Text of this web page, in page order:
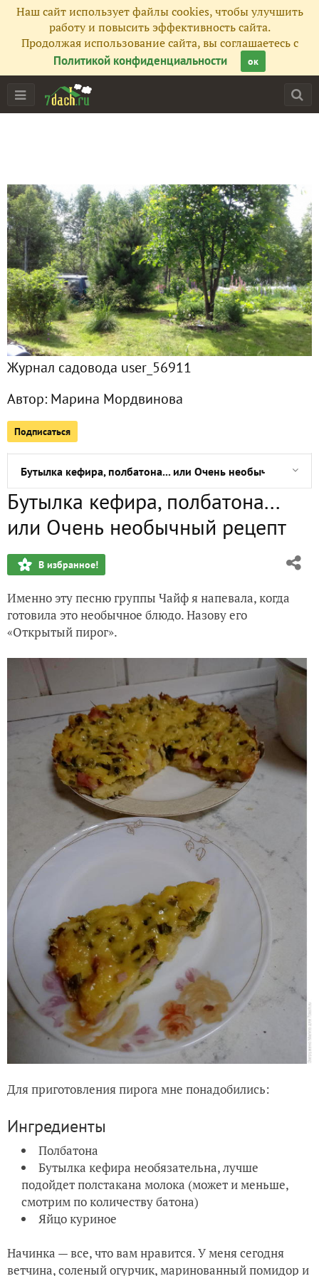
Наш сайт использует файлы cookies, чтобы улучшить
работу и повысить эффективность сайта.
Продолжая использование сайта, вы соглашаетесь с
Политикой конфиденциальности
ок
Журнал садовода user_56911
Автор: Марина Мордвинова
Подписаться
Главная
Подписчики 26
Все публикации 29
Фото
Сейчас обсуждают
Бутылка кефира, полбатона... или Очень необычный
Вот так повезло!
Долина замков, или Чарынский каньон
Приз получен! Спасибо Paclan за подарок!
Ммммм! Махеев! Спасибо за подарок!
Подарок от Агрикола получен!
Моя Верка...
Посылочка от компании «LETTO» получена!
Кто такой - козодой?
Бутылка кефира, полбатона...
или Очень необычный рецепт
В избранное!
Именно эту песню группы Чайф я напевала, когда
готовила это необычное блюдо. Назову его
«Открытый пирог».
Для приготовления пирога мне понадобились:
Ингредиенты
Полбатона
Бутылка кефира необязательна, лучше
подойдет полстакана молока (может и меньше,
смотрим по количеству батона)
Яйцо куриное
Начинка — все, что вам нравится. У меня сегодня
ветчина, соленый огурчик, маринованный помидор и